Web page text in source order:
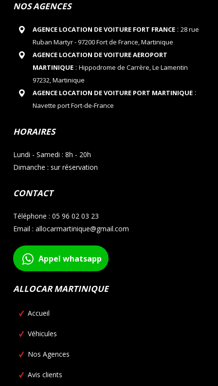
NOS AGENCES
AGENCE LOCATION DE VOITURE FORT FRANCE: 28 rue
Ruban Martyr - 97200 Fort de France, Martinique
AGENCE LOCATION DE VOITURE AEROPORT
MARTINIQUE: Hippodrome de Carrère, Le Lamentin
97232, Martinique
AGENCE LOCATION DE VOITURE PORT MARTINIQUE:
Navette port Fort-de-France
HORAIRES
Lundi - Samedi : 8h - 20h
Dimanche : sur réservation
CONTACT
Téléphone : 05 96 02 03 23
Email : allocarmartinique@gmail.com
Appel whatsapp
ALLOCAR MARTINIQUE
Accueil
Véhicules
Nos Agences
Avis clients